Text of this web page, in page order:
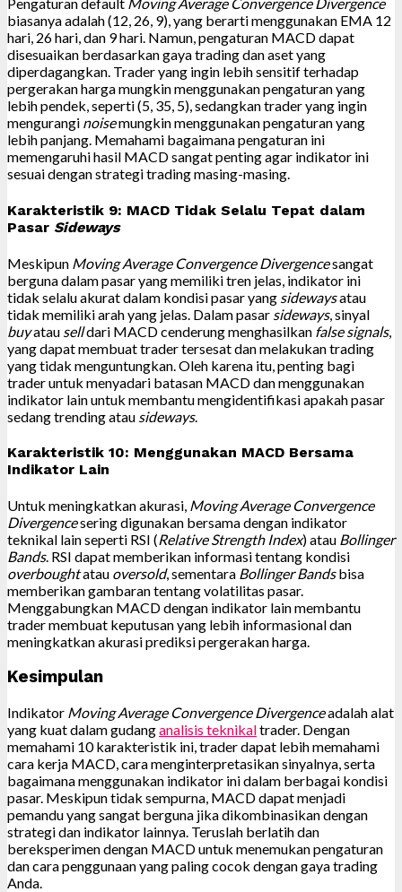
Pengaturan default Moving Average Convergence Divergence
biasanya adalah (12, 26, 9), yang berarti menggunakan EMA 12
hari, 26 hari, dan 9 hari. Namun, pengaturan MACD dapat
disesuaikan berdasarkan gaya trading dan aset yang
diperdagangkan. Trader yang ingin lebih sensitif terhadap
pergerakan harga mungkin menggunakan pengaturan yang
lebih pendek, seperti (5, 35, 5), sedangkan trader yang ingin
mengurangi noisemungkin menggunakan pengaturan yang
lebih panjang. Memahami bagaimana pengaturan ini
memengaruhi hasil MACD sangat penting agar indikator ini
sesuai dengan strategi trading masing-masing.
Karakteristik 9: MACD Tidak Selalu Tepat dalam
Pasar Sideways
Meskipun Moving Average Convergence Divergencesangat
berguna dalam pasar yang memiliki tren jelas, indikator ini
tidak selalu akurat dalam kondisi pasar yang sidewaysatau
tidak memiliki arah yang jelas. Dalam pasar sideways, sinyal
buyatau selldari MACD cenderung menghasilkan false signals,
yang dapat membuat trader tersesat dan melakukan trading
yang tidak menguntungkan. Oleh karena itu, penting bagi
trader untuk menyadari batasan MACD dan menggunakan
indikator lain untuk membantu mengidentifikasi apakah pasar
sedang trending atau sideways.
Karakteristik 10: Menggunakan MACD Bersama
Indikator Lain
Untuk meningkatkan akurasi, Moving Average Convergence
Divergencesering digunakan bersama dengan indikator
teknikal lain seperti RSI (Relative Strength Index) atau Bollinger
Bands. RSI dapat memberikan informasi tentang kondisi
overboughtatau oversold, sementara Bollinger Bandsbisa
memberikan gambaran tentang volatilitas pasar.
Menggabungkan MACD dengan indikator lain membantu
trader membuat keputusan yang lebih informasional dan
meningkatkan akurasi prediksi pergerakan harga.
Kesimpulan
Indikator Moving Average Convergence Divergenceadalah alat
yang kuat dalam gudanganalisis teknikaltrader. Dengan
memahami 10 karakteristik ini, trader dapat lebih memahami
cara kerja MACD, cara menginterpretasikan sinyalnya, serta
bagaimana menggunakan indikator ini dalam berbagai kondisi
pasar. Meskipun tidak sempurna, MACD dapat menjadi
pemandu yang sangat berguna jika dikombinasikan dengan
strategi dan indikator lainnya. Teruslah berlatih dan
bereksperimen dengan MACD untuk menemukan pengaturan
dan cara penggunaan yang paling cocok dengan gaya trading
Anda.